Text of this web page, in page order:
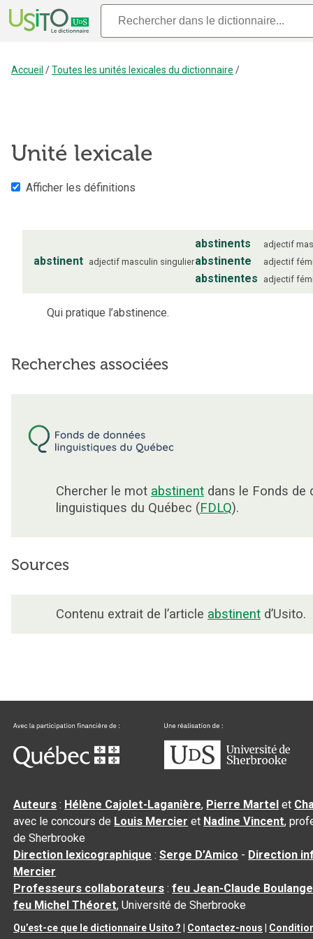
Accueil /Toutes les unités lexicales du dictionnaire /
Unité lexicale
Afficher les définitions
abstinent adjectif masculin singulier
abstinents adjectif
abstinente adjectif
abstinentes adjectif
Qui pratique l’abstinence.
Recherches associées
Chercher le mot abstinent dans le Fonds de
linguistiques du Québec (FDLQ).
Sources
Contenu extrait de l’article abstinent d’Usito.
Auteurs : Hélène Cajolet-Laganière, Pierre Martel et
avec le concours de Louis Mercier et Nadine Vincent,
de Sherbrooke
Direction lexicographique :Serge D’Amico - Direction
Mercier
Professeurs collaborateurs :feu Jean-Claude
feu Michel Théoret, Université de Sherbrooke
Qu’est-ce que le dictionnaire Usito ? Contactez-nous